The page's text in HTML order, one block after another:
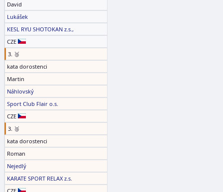
David
Lukášek
KESL RYU SHOTOKAN z.s.,
CZE
3. 🥉
kata dorostenci
Martin
Náhlovský
Sport Club Flair o.s.
CZE
3. 🥉
kata dorostenci
Roman
Nejedlý
KARATE SPORT RELAX z.s.